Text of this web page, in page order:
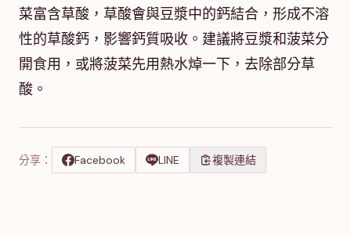
菜富含草酸，草酸會與豆漿中的鈣結合，形成不溶
性的草酸鈣，影響鈣質吸收。建議將豆漿和菠菜分
開食用，或將菠菜先用熱水焯一下，去除部分草
酸。
分享： Facebook LINE 複製連結